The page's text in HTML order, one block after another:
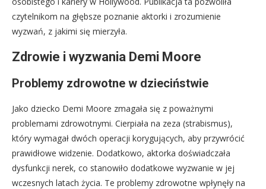
czytelnikom na głębsze poznanie aktorki i zrozumienie
wyzwań, z jakimi się mierzyła.
Zdrowie i wyzwania Demi Moore
Problemy zdrowotne w dzieciństwie
Jako dziecko Demi Moore zmagała się z poważnymi
problemami zdrowotnymi. Cierpiała na zeza (strabismus),
który wymagał dwóch operacji korygujących, aby przywrócić
prawidłowe widzenie. Dodatkowo, aktorka doświadczała
dysfunkcji nerek, co stanowiło dodatkowe wyzwanie w jej
wczesnych latach życia. Te problemy zdrowotne wpłynęły na